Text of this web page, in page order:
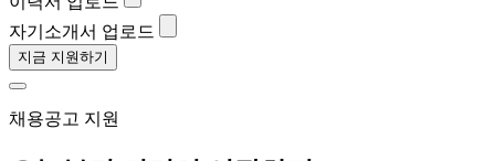
자기소개서 업로드
지금 지원하기
채용공고 지원